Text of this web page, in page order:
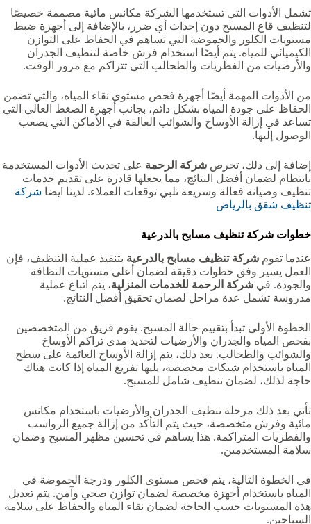
تشمل الأدوات التي تستخدمها الشركة مكانس مائية مصممة خصيصًا
لتنظيف قاع المسبح دون إحداث أي ضرر، بالإضافة إلى أجهزة ضبط
مستويات الكلور والحموضة التي تساهم في الحفاظ على التوازن
الكيميائي للمياه. يتم أيضًا استخدام فرش خاصة لتنظيف الجدران
والأرضيات من الفطريات والطحالب التي تتراكم مع مرور الوقت.
من الأدوات المهمة أيضًا أجهزة فحص مستوى نقاء المياه، والتي تضمن
الحفاظ على جودة المياه بشكل دائم، بجانب أجهزة الضغط العالي التي
تساعد في إزالة الأوساخ والشوائب العالقة في الأماكن التي يصعب
الوصول إليها.
إضافة إلى ذلك، تحرص شركة الرحمة على تحديث الأدوات المستخدمة
بانتظام لضمان أفضل النتائج، مما يجعلها قادرة على تقديم خدمات
تنظيف وصيانة فعالة وسريعة تلبي توقعات العملاء. لدينا ايضا شركة
تنظيف شقق بالرياض
خطوات شركة تنظيف مسابح بالدرعية
عندما تقوم شركة تنظيف مسابح بالدرعية بتنفيذ عملية التنظيف، فإن
العمل يسير وفق خطوات دقيقة لضمان أعلى مستويات النظافة
والجودة. في شركة الرحمة للخدمات المنزلية، يتم اتباع عملية
مدروسة تشمل عدة مراحل لضمان تحقيق أفضل النتائج.
الخطوة الأولى تبدأ بتقييم حالة المسبح. يقوم فريق من المتخصصين
بفحص المياه والجدران والأرضيات لتحديد مدى تراكم الأوساخ
والشوائب والطحالب. بعد ذلك، يتم إزالة الأوساخ العائمة على سطح
المياه باستخدام شبكات مخصصة، يليها تفريغ المياه إذا كانت هناك
حاجة لذلك، لضمان تنظيف شامل للمسبح.
تأتي بعد ذلك مرحلة تنظيف الجدران والأرضيات باستخدام مكانس
مائية وفرش متخصصة، حيث يتم التأكد من إزالة جميع الرواسب
والفطريات المتراكمة. هذا يساهم في تحسين مظهر المسبح وضمان
سلامة المستخدمين.
في الخطوة التالية، يتم فحص مستوى الكلور ودرجة الحموضة في
المياه باستخدام أجهزة مخصصة لضمان توازن صحي وآمن. يتم تعديل
هذه المستويات حسب الحاجة لضمان نقاء المياه والحفاظ على سلامة
السباحين.